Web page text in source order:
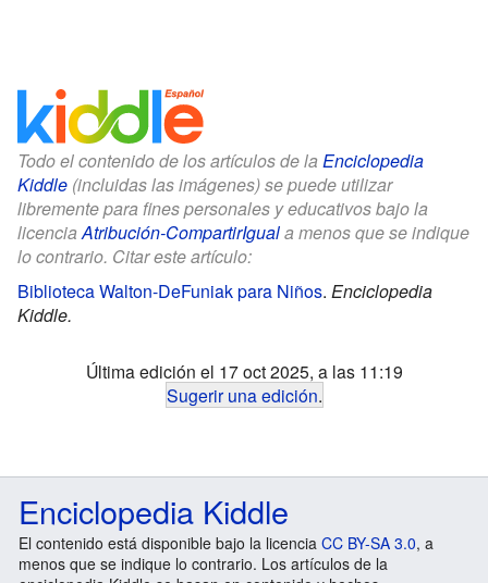
Todo el contenido de los artículos de la Enciclopedia
Kiddle (incluidas las imágenes) se puede utilizar
libremente para fines personales y educativos bajo la
licenciaAtribución-CompartirIguala menos que se indique
lo contrario. Citar este artículo:
Biblioteca Walton-DeFuniak para Niños. Enciclopedia
Kiddle.
Última edición el 17 oct 2025, a las 11:19
Sugerir una edición.
Enciclopedia Kiddle
El contenido está disponible bajo la licencia CC BY-SA 3.0, a
menos que se indique lo contrario. Los artículos de la